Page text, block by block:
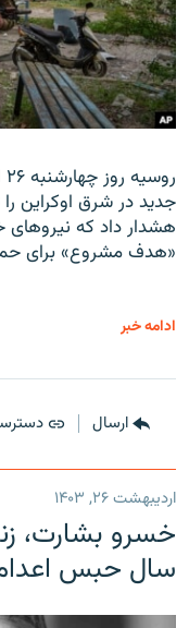
جدید در شرق اوکراین
هشدار داد که نیروهای
«هدف مشروع» برای
ادامه خبر
ارسال
اردیبهشت ۲۶, ۱۴۰۳
سال حبس